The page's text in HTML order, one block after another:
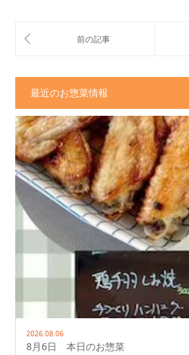
最近のお惣菜情報
2026.08.06
8月6日 本日のお惣菜